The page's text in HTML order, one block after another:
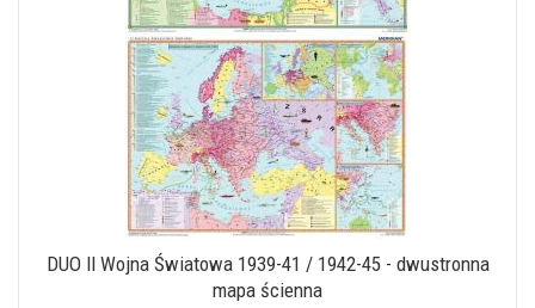
DUO II Wojna Światowa 1939-41 / 1942-45 - dwustronna
mapa ścienna